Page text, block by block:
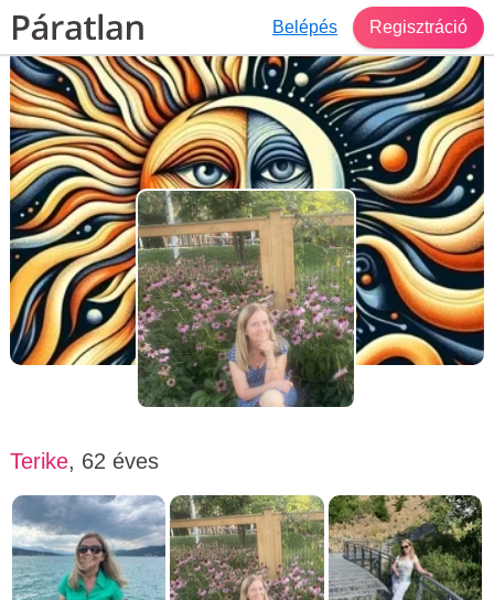
Belépés Regisztráció
Társkereső Székelyudvarhely
Terike, 62 éves, nő
Terike, 62 éves